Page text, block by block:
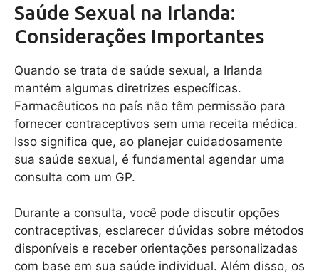
Saúde Sexual na Irlanda:
Considerações Importantes
Quando se trata de saúde sexual, a Irlanda
mantém algumas diretrizes específicas.
Farmacêuticos no país não têm permissão para
fornecer contraceptivos sem uma receita médica.
Isso significa que, ao planejar cuidadosamente
sua saúde sexual, é fundamental agendar uma
consulta com um GP.
Durante a consulta, você pode discutir opções
contraceptivas, esclarecer dúvidas sobre métodos
disponíveis e receber orientações personalizadas
com base em sua saúde individual. Além disso, os